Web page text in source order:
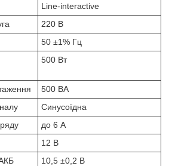
Line-interactive
220 В
50 ±1% Гц
500 Вт
500 ВА
Синусоїдна
до 6 А
12 В
10,5 ±0,2 В